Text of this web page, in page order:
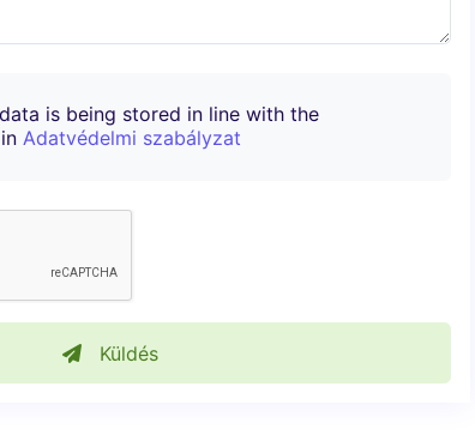
is being stored in line with the
Adatvédelmi szabályzat
Küldés